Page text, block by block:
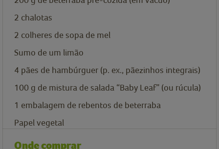
2 chalotas
2 colheres de sopa de mel
Sumo de um limão
4 pães de hambúrguer (p. ex., pãezinhos integrais)
100 g de mistura de salada “Baby Leaf” (ou rúcula)
1 embalagem de rebentos de beterraba
Papel vegetal
Onde comprar